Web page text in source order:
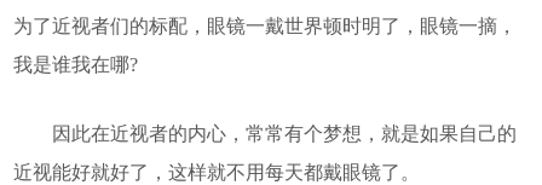
为了近视者们的标配，眼镜一戴世界顿时明了，眼镜一摘，
我是谁我在哪?
因此在近视者的内心，常常有个梦想，就是如果自己的
近视能好就好了，这样就不用每天都戴眼镜了。